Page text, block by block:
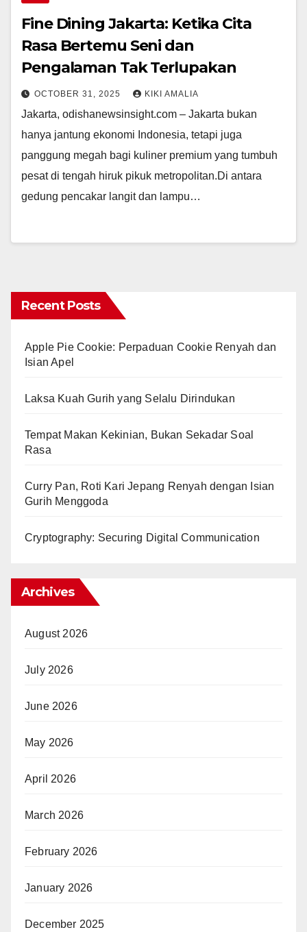
Fine Dining Jakarta: Ketika Cita
Rasa Bertemu Seni dan
Pengalaman Tak Terlupakan
OCTOBER 31, 2025 KIKI AMALIA
Jakarta, odishanewsinsight.com – Jakarta bukan
hanya jantung ekonomi Indonesia, tetapi juga
panggung megah bagi kuliner premium yang tumbuh
pesat di tengah hiruk pikuk metropolitan.Di antara
gedung pencakar langit dan lampu…
Recent Posts
Apple Pie Cookie: Perpaduan Cookie Renyah dan
Isian Apel
Laksa Kuah Gurih yang Selalu Dirindukan
Tempat Makan Kekinian, Bukan Sekadar Soal
Rasa
Curry Pan, Roti Kari Jepang Renyah dengan Isian
Gurih Menggoda
Cryptography: Securing Digital Communication
Archives
August 2026
July 2026
June 2026
May 2026
April 2026
March 2026
February 2026
January 2026
December 2025